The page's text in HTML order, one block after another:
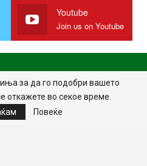
Youtube
Join us on Youtube
ПРИВАТНОСТ
ИМПРЕСУМ
КОРИСТЕЊЕ
за да го подобри вашето
откажете во секое време.
Повеќе